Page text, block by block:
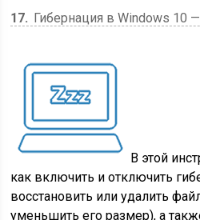
17
Гибернация в Windows 10
В этой
как включить и отключить
восстановить или удалить
уменьшить его размер), а